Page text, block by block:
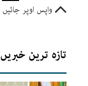
واپس اوپر جائیں
تازہ ترین خبریں